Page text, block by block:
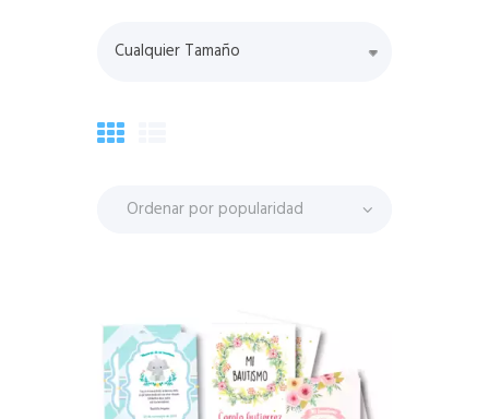
Cualquier Tamaño